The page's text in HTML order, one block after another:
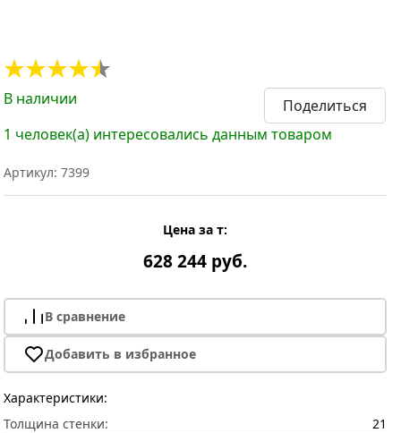
В наличии
Поделиться
1 человек(а) интересовались данным товаром
Артикул: 7399
Цена за т:
628 244 руб.
В сравнение
Добавить в избранное
Характеристики:
Толщина стенки:
21